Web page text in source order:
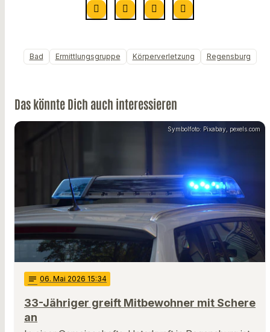
Bad Ermittlungsgruppe Körperverletzung Regensburg
Das könnte Dich auch interessieren
Symbolfoto: Pixabay, pexels.com
notes 06. Mai 2026 15:34
33-Jähriger greift Mitbewohner mit Schere
an